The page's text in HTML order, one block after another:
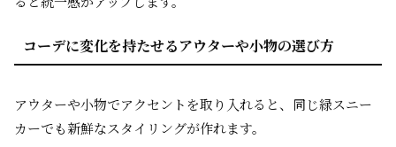
コーデに変化を持たせるアウターや小物の選び方
アウターや小物でアクセントを取り入れると、同じ緑スニー
カーでも新鮮なスタイリングが作れます。